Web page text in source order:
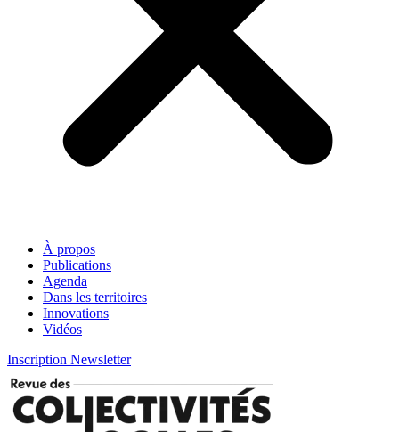
À propos
Publications
Agenda
Dans les territoires
Innovations
Vidéos
Inscription Newsletter